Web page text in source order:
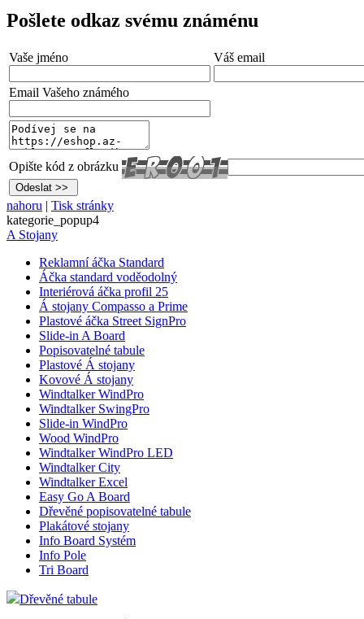
Pošlete odkaz svému známénu
Vaše jméno Váš email
Email Vašeho známého
Opište kód z obrázku
nahoru | Tisk stránky
kategorie_popup4
A Stojany
Reklamní áčka Standard
Áčka standard voděodolný
Interiérová áčka profil 25
Á stojany Compasso a Prime
Plastové áčka Street SignPro
Slide-in A Board
Popisovatelné tabule
Plastové Á stojany
Kovové Á stojany
Windtalker WindPro
Windtalker SwingPro
Slide-in WindPro
Wood WindPro
Windtalker WindPro LED
Windtalker City
Windtalker Excel
Easy Go A Board
Dřevěné popisovatelné tabule
Plakátové stojany
Info Board Systém
Info Pole
Tri Board
Dřevěné tabule